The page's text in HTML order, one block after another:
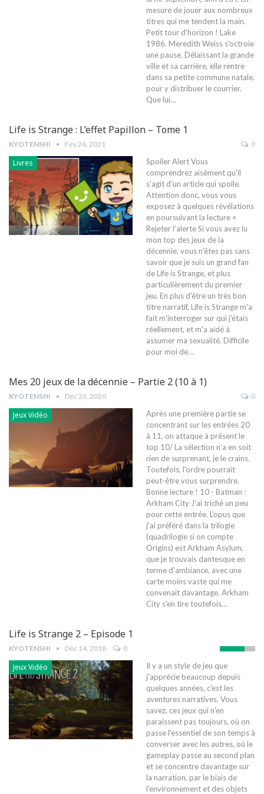
mesure de jouer aux nombreux
titres qui me tendent la main.
Petit tour d'horizon ! Lake
1986. Meredith Weiss s'octroie
une pause. Délaissant la grande
ville et sa carrière, elle rentre
dans sa petite commune natale,
pour y distribuer le courrier.
Que lui…
Life is Strange : L’effet Papillon – Tome 1
KYOTENSHI Fév 26, 2021 0
Livres
Spoiler Alert Vous
comprendrez aisément qu'il
s'agit d'un article qui spoile.
Attention donc, vous vous
exposez à quelques révélations
en poursuivant la lecture ×
Rejeter l’alerte Si vous avez lu
mon top des jeux de la
décennie, vous n'êtes pas sans
savoir que je suis un grand fan
de Life is Strange, et plus
particulièrement du premier
jeu. En plus d'être un très bon
titre narratif, Life is Strange m'a
fait m'interroger sur qui j'étais
réellement, et m'a aidé à
assumer ma sexualité. Difficile
pour moi de…
Mes 20 jeux de la décennie – Partie 2 (10 à 1)
KYOTENSHI Déc 23, 2020 0
Jeux Vidéo
Après une première partie se
concentrant sur les entrées 20
à 11, on attaque à présent le
top 10/ La sélection n'a en soit
rien de surprenant, je le crains.
Toutefois, l'ordre pourrait
peut-être vous surprendre.
Bonne lecture ! 10 - Batman :
Arkham City J'ai triché un peu
pour cette entrée. L'opus que
j'ai préféré dans la trilogie
(quadrilogie si on compte
Origins) est Arkham Asylum,
que je trouvais dantesque en
terme d'ambiance, avec une
carte moins vaste qui me
convenait davantage. Arkham
City s'en tire toutefois…
Life is Strange 2 – Episode 1
KYOTENSHI Déc 14, 2018 0
Jeux Vidéo
Il y a un style de jeu que
j'apprécie beaucoup depuis
quelques années, c'est les
aventures narratives. Vous
savez, ces jeux qui n'en
paraissent pas toujours, où on
passe l'essentiel de son temps à
converser avec les autres, où le
gameplay passe au second plan
et se concentre davantage sur
la narration, par le biais de
l'environnement et des objets